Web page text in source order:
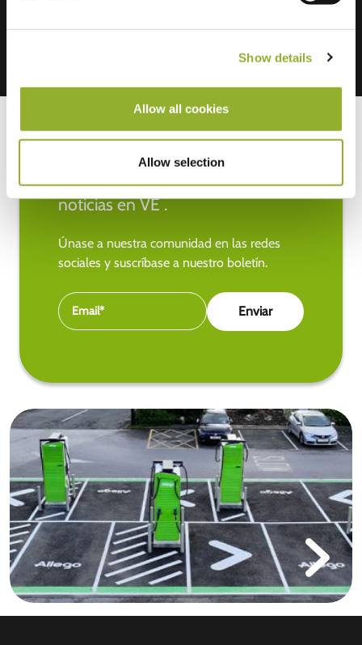
Show details
Allow all cookies
Allow selection
Manténgase al día de las últimas
noticias en VE .
Únase a nuestra comunidad en las redes
sociales y suscríbase a nuestro boletín.